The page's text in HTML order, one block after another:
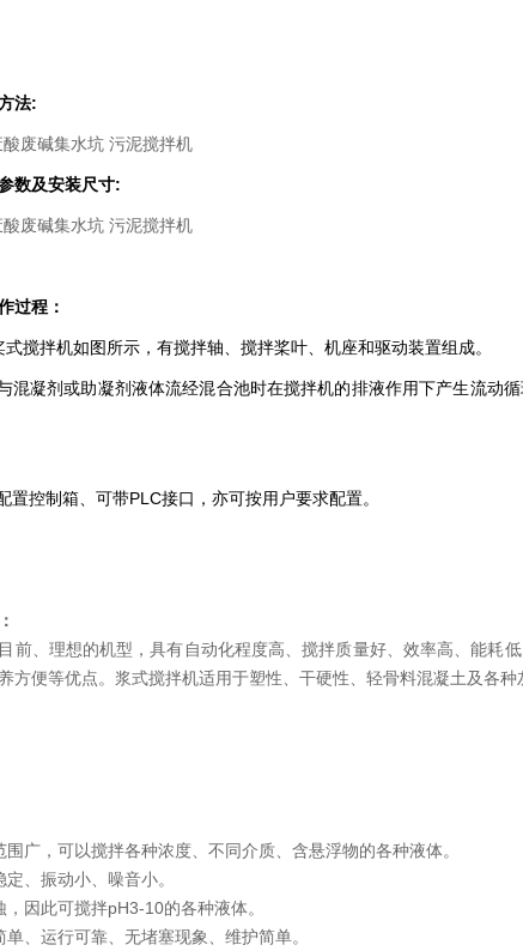
法:
数及安装尺寸:
过程：
搅拌机如图所示，有搅拌轴、搅拌桨叶、机座和驱动装置组成。
凝剂或助凝剂液体流经混合池时在搅拌机的排液作用下产生流动
控制箱、可带PLC接口，亦可按用户要求配置。
前、理想的机型，具有自动化程度高、搅拌质量好、效率高、能耗
方便等优点。浆式搅拌机适用于塑性、干硬性、轻骨料混凝土及各种
围广，可以搅拌各种浓度、不同介质、含悬浮物的各种液体。
定、振动小、噪音小。
，因此可搅拌pH3-10的各种液体。
单、运行可靠、无堵塞现象、维护简单。